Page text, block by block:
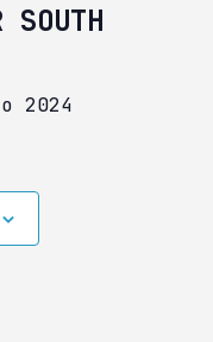
SOUTH
2024